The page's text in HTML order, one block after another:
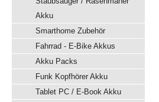
Akku
Smarthome Zubehör
Fahrrad - E-Bike Akkus
Akku Packs
Funk Kopfhörer Akku
Tablet PC / E-Book Akku